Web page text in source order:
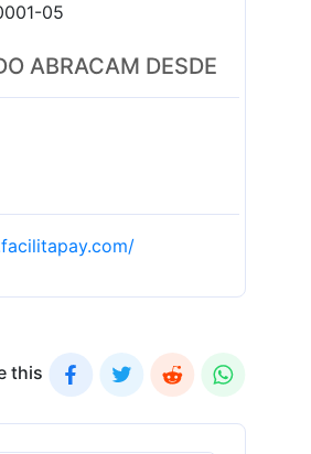
05
ABRACAM DESDE
this